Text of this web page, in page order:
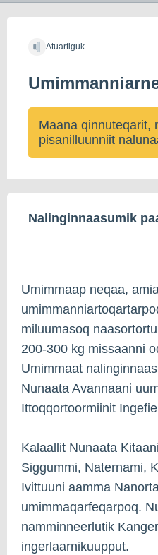
Atuartiguk
Maana qinnuteqarit,
pisanilluunniit
Nalinginnaasumik
Umimmaap neqaa,
miluumasoq
200-300 kg missaanni
Umimmaat
Nunaata Avannaani
Ittoqqortoormiinit
Kalaallit Nunaata
Siggummi, Naternami,
Ivittuuni aamma
umimmaqarfeqarpoq.
namminneerlutik
ingerlaarnikuupput.